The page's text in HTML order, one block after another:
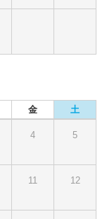
金 土
4 5
11 12